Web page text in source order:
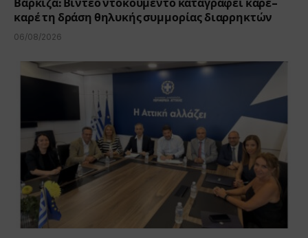
Βάρκιζα: Βίντεο ντοκουμέντο καταγράφει καρέ-
καρέ τη δράση θηλυκής συμμορίας διαρρηκτών
06/08/2026